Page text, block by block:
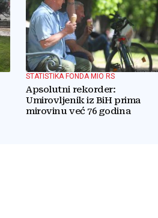
STATISTIKA FONDA MIO RS
Apsolutni rekorder:
Umirovljenik iz BiH prima
mirovinu već 76 godina